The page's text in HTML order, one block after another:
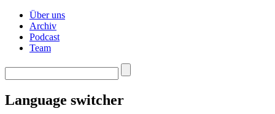
Über uns
Archiv
Podcast
Team
Language switcher